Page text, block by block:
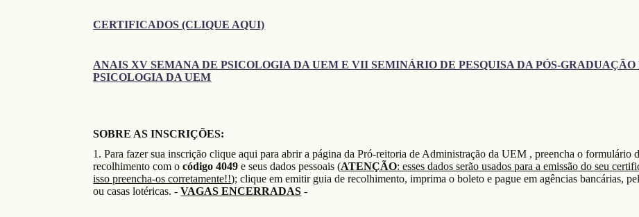
CERTIFICADOS (CLIQUE AQUI)
ANAIS XV SEMANA DE PSICOLOGIA DA UEM E VII SEMINÁRIO DE PESQUISA DA PÓS-GRADUAÇÃO
PSICOLOGIA DA UEM
SOBRE AS INSCRIÇÕES:
1. Para fazersua inscrição clique aqui para abrira página da Pró-reitoria de Administração da UEM , preencha o formulário
recolhimentocom ocódigo 4049 e seus dados pessoais (ATENÇÃO: esses dados serão usados para a emissão do seu
isso preencha-os corretamente!!); clique em emitir guia de recolhimento, imprima o boletoe pague em agências bancárias,
ou casas lotéricas. -VAGAS ENCERRADAS -